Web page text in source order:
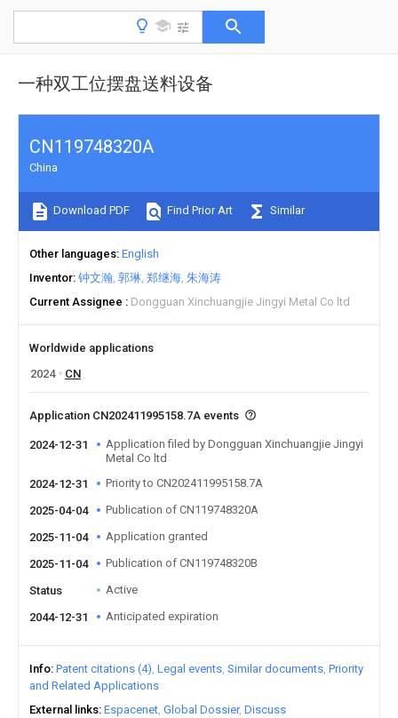
一种双工位摆盘送料设备
CN119748320A
China
Download PDF Find Prior Art Similar
Other languages English
Inventor 钟文瀚 郭琳 郑继海 朱海涛
Current Assignee
Dongguan Xinchuangjie Jingyi Metal Co ltd
Worldwide applications
2024
CN
Application CN202411995158.7A events
2024-12-31
Application filed by Dongguan Xinchuangjie Jingyi
Metal Co ltd
2024-12-31
Priority to CN202411995158.7A
2025-04-04 Publication of CN119748320A
2025-11-04 Application granted
2025-11-04 Publication of CN119748320B
Status Active
2044-12-31 Anticipated expiration
Info Patent citations (4) Legal events Similar documents Priority
and Related Applications
External links Espacenet Global Dossier Discuss